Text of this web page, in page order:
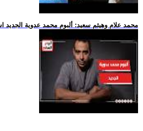
.. محمد علام وهيثم سعيد: ألبوم محمد عدوية الجديد